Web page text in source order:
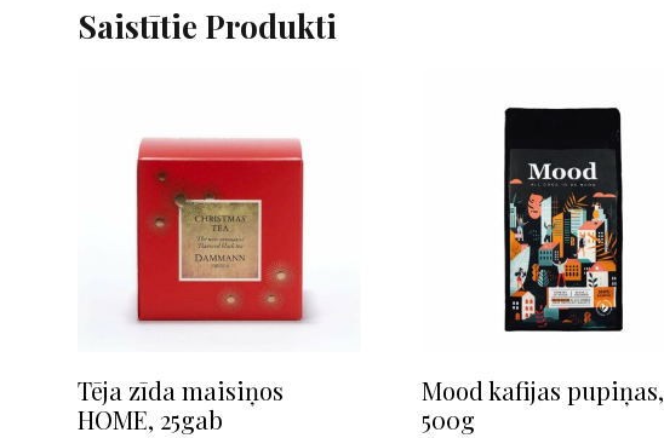
Saistītie Produkti
Tēja zīda maisiņos
HOME, 25gab
Mood kafijas pupiņas,
500g